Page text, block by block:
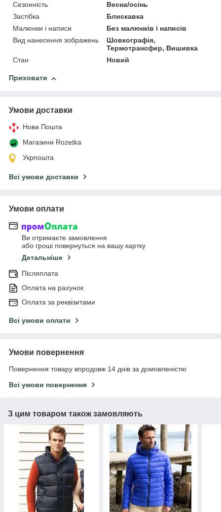
Сезонність
Весна/осінь
Застібка
Блискавка
Малюнки і написи
Без малюнків і написів
Вид нанесення зображень
Шовкографія,
Термотрансфер, Вишивка
Стан
Новий
Приховати
Умови доставки
Нова Пошта
Магазини Rozetka
Укрпошта
Всі умови доставки
Умови оплати
Ви отримаєте замовлення
або гроші повернуться на вашу картку
Детальніше
Післяплата
Оплата на рахунок
Оплата за реквізитами
Всі умови оплати
Умови повернення
Повернення товару впродовж 14 днів за домовленістю
Всі умови повернення
З цим товаром також замовляють